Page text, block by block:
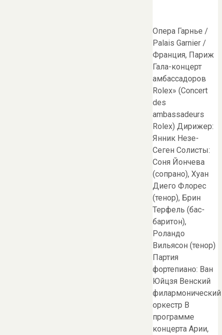
Опера Гарнье /
Palais Garnier /
Франция, Париж
Гала-концерт
амбассадоров
Rolex» (Concert
des
ambassadeurs
Rolex) Дирижер:
Янник Незе-
Сеген Солисты:
Соня Йончева
(сопрано), Хуан
Диего Флорес
(тенор), Брин
Терфель (бас-
баритон),
Роландо
Вильясон (тенор)
Партия
фортепиано: Ван
Юйцзя Венский
филармонический
оркестр В
программе
концерта Арии,